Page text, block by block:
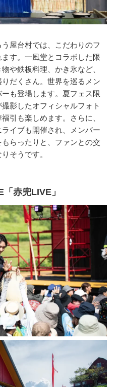
屋台村では、こだわりのフ
す。一風堂とコラボした限
や鉄板料理、かき氷など、
だくさん。世界を巡るメン
も登場します。夏フェス限
影したオフィシャルフォト
引も楽しめます。さらに、
イブも開催され、メンバー
らったりと、ファンとの交
そうです。
赤兜LIVE」